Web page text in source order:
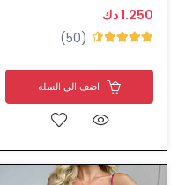
1.250 دك
(50)
اضف الى السلة